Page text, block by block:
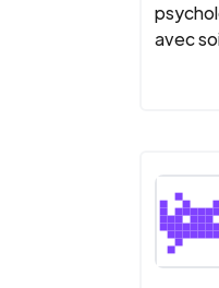
avec